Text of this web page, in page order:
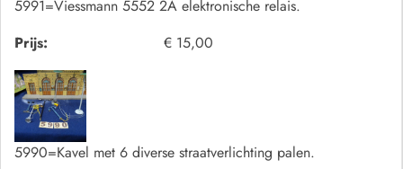
5991=Viessmann 5552 2A elektronische relais.
Prijs:
€ 15,00
5990=Kavel met 6 diverse straatverlichting palen.